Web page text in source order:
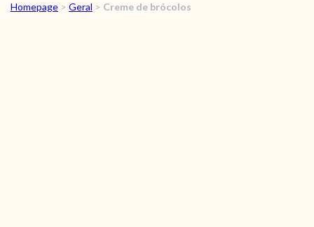
RECEITAS
Homepage > Geral > Creme de brócolos